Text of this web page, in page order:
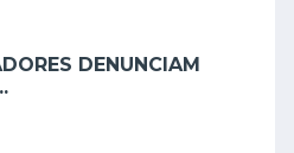
DENUNCIAM